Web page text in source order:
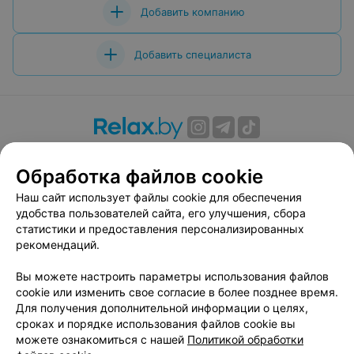
Добавить компанию
Добавить специалиста
Вакансии
Публичный договор
Способы оплаты
Публичный договор по использованию сервиса
«Афиша»
Пользовательское соглашение
Связаться по вопросам сотрудничества
Написать руководителю relax.by
Персональные настройки cookie
Обработка персональных данных
Обработка файлов cookie
Наш сайт использует файлы cookie для обеспечения
удобства пользователей сайта, его улучшения, сбора
статистики и предоставления персонализированных
рекомендаций.
Вы можете настроить параметры использования файлов
cookie или изменить свое согласие в более позднее время.
Для получения дополнительной информации о целях,
сроках и порядке использования файлов cookie вы
можете ознакомиться с нашей Политикой обработки